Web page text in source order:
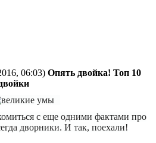
06:03) Опять двойка! Топ 10
с еще одними фактами про
дворники. И так, поехали!